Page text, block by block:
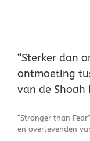
“Sterker dan
ontmoeting
van de Shoah
“Stronger than
en overlevenden